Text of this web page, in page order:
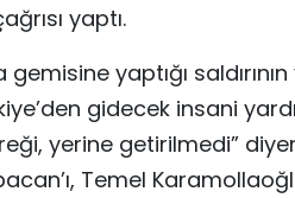
yaptı.
yaptığı saldırının
gidecek insani
yerine getirilmedi”
Temel